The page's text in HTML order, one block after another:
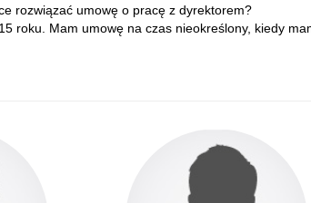
rozwiązać umowę o pracę z dyrektorem?
roku. Mam umowę na czas nieokreślony, kiedy